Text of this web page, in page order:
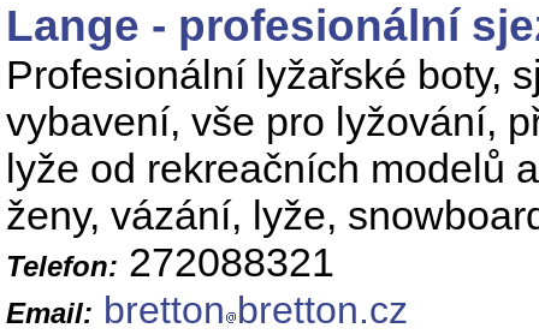
Lange - profesionální
Profesionální lyžařské boty,
vybavení, vše pro lyžování,
lyže od rekreačních modelů
ženy, vázání, lyže,
Telefon: 272088321
Email: bretton bretton.cz